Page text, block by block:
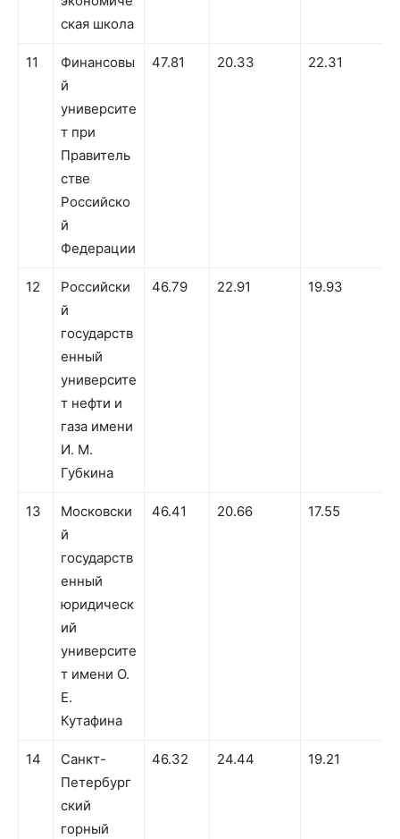
ская школа
11
Финансовы
й
университе
т при
Правитель
стве
Российско
й
Федерации
47.81 20.33 22.31
12
Российски
й
государств
енный
университе
т нефти и
газа имени
И. М.
Губкина
46.79 22.91 19.93
13
Московски
й
государств
енный
юридическ
ий
университе
т имени О.
Е.
Кутафина
46.41 20.66 17.55
14
Санкт-
Петербург
ский
горный
46.32 24.44 19.21